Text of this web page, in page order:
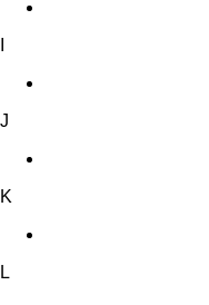
J
K
L